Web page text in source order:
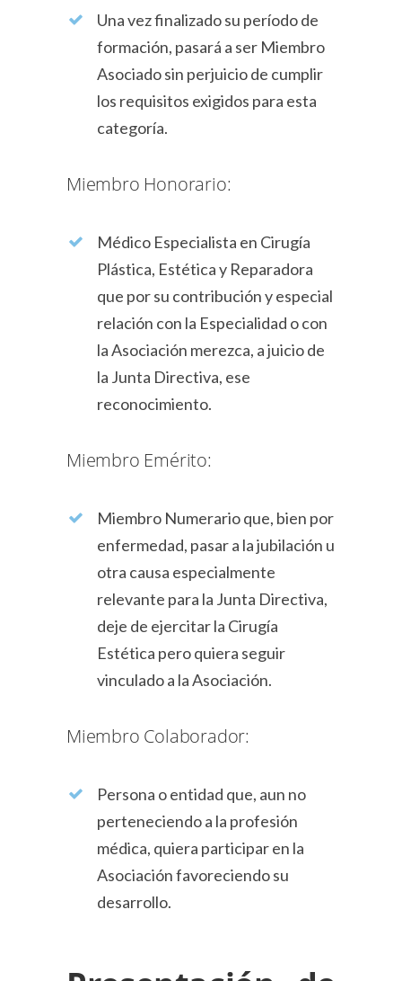
Una vez finalizado su período de
formación, pasará a ser Miembro
Asociado sin perjuicio de cumplir
los requisitos exigidos para esta
categoría.
Miembro Honorario:
Médico Especialista en Cirugía
Plástica, Estética y Reparadora
que por su contribución y especial
relación con la Especialidad o con
la Asociación merezca, a juicio de
la Junta Directiva, ese
reconocimiento.
Miembro Emérito:
Miembro Numerario que, bien por
enfermedad, pasar a la jubilación u
otra causa especialmente
relevante para la Junta Directiva,
deje de ejercitar la Cirugía
Estética pero quiera seguir
vinculado a la Asociación.
Miembro Colaborador:
Persona o entidad que, aun no
perteneciendo a la profesión
médica, quiera participar en la
Asociación favoreciendo su
desarrollo.